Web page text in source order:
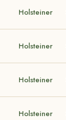
Holsteiner
Holsteiner
Holsteiner
Holsteiner